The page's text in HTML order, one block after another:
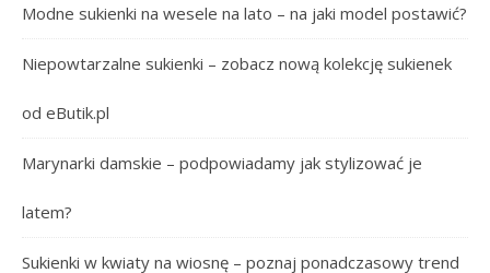
Modne sukienki na wesele na lato – na jaki model postawić?
Niepowtarzalne sukienki – zobacz nową kolekcję sukienek
od eButik.pl
Marynarki damskie – podpowiadamy jak stylizować je
latem?
Sukienki w kwiaty na wiosnę – poznaj ponadczasowy trend